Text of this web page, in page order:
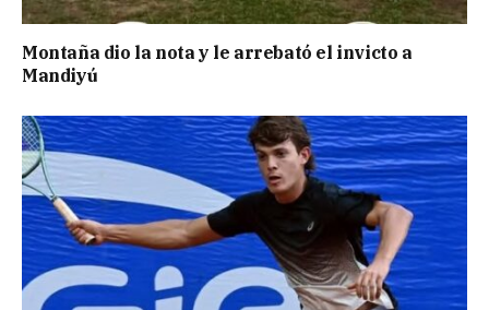
Montaña dio la nota y le arrebató el invicto a
Mandiyú